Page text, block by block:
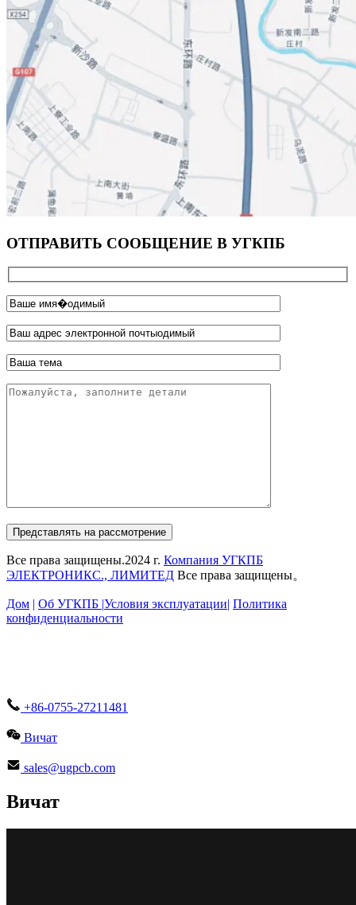
ОТПРАВИТЬ СООБЩЕНИЕ В УГКПБ
Представлять на рассмотрение
Все права защищены.2024 г. Компания УГКПБ
ЭЛЕКТРОНИКС., ЛИМИТЕД Все права защищены。
Дом | Об УГКПБ |Условия эксплуатации| Политика
конфиденциальности
+86-0755-27211481
Вичат
sales@ugpcb.com
Вичат